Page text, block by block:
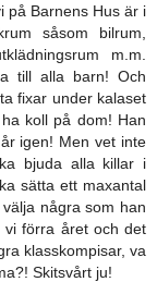
på Barnens Hus är i
såsom bilrum,
m.m.
till alla barn! Och
fixar under kalaset
koll på dom! Han
igen! Men vet inte
bjuda alla killar i
sätta ett maxantal
några som han
vi förra året och det
klasskompisar, va
Skitsvårt ju!